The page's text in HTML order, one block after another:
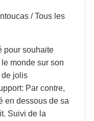
/ Tous les
pour souhaite
monde sur son
de jolis
Par contre,
en dessous de sa
Suivi de la